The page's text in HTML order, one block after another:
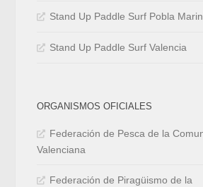
Stand Up Paddle Surf Pobla
Stand Up Paddle Surf Valencia
ORGANISMOS OFICIALES
Federación de Pesca de la
Valenciana
Federación de Piragüismo de la